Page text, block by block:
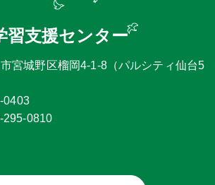
習支援センター
宮城野区榴岡4-1-8（パルシティ仙台5
0403
295-0810